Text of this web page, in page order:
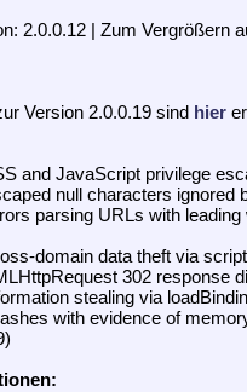
2.0.0.12 | Zum Vergrößern
Version 2.0.0.19 sind hier
and JavaScript privilege
null characters ignored
parsing URLs with
domain data theft via
302 response
stealing via
with evidence of